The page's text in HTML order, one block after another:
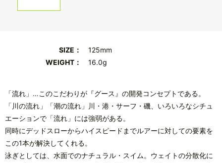
SIZE：
125mm
WEIGHT：
16.0g
「流れ」…このこだわりが『グース』の開発コンセプトである。
「川の流れ」「潮の流れ」川・港・サーフ・磯、いろいろなシチュ
エーションで「流れ」には強弱がある。
同時にデッドスローからハイスピードまでルアーに対しての要素を
この1本が解決してくれる。
泳ぎとしては、水面でのナチュラル・スイム。ウェイトの分散化に